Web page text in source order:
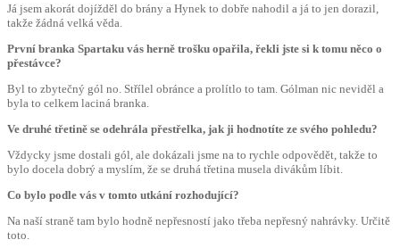
Já jsem akorát dojížděl do brány a Hynek to dobře nahodil a já to jen dorazil,
takže žádná velká věda.
První branka Spartaku vás herně trošku opařila, řekli jste si k tomu něco o
přestávce?
Byl to zbytečný gól no. Střílel obránce a prolítlo to tam. Gólman nic neviděl a
byla to celkem laciná branka.
Ve druhé třetině se odehrála přestřelka, jak ji hodnotíte ze svého pohledu?
Vždycky jsme dostali gól, ale dokázali jsme na to rychle odpovědět, takže to
bylo docela dobrý a myslím, že se druhá třetina musela divákům líbit.
Co bylo podle vás v tomto utkání rozhodující?
Na naší straně tam bylo hodně nepřesností jako třeba nepřesný nahrávky. Určitě
toto.